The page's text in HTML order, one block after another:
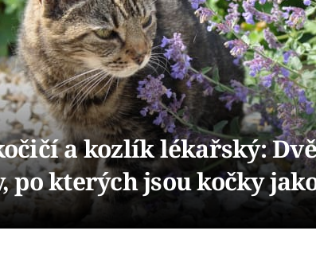
a kozlík lékařský: Dvě
po kterých jsou kočky